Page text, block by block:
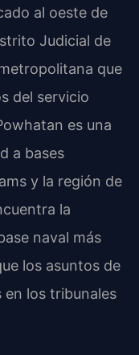
al oeste de
Judicial de
que
del servicio
es una
a bases
y la región de
la
naval más
los asuntos de
los tribunales